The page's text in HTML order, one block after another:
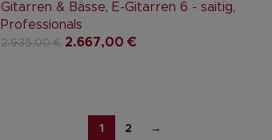
Gitarren & Bässe, E-Gitarren 6 - saitig,
Professionals
2.935,00€ 2.667,00 €
1 2 →